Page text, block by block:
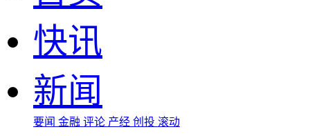
快讯
新闻
要闻 金融 评论 产经 创投 滚动